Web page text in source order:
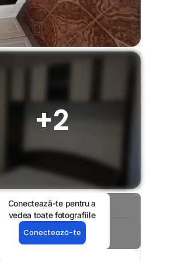
Conectează-te pentru a
vedea toate fotografiile
Conectează-te
+2